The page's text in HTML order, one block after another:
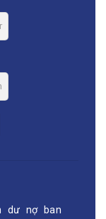
dư nợ ban